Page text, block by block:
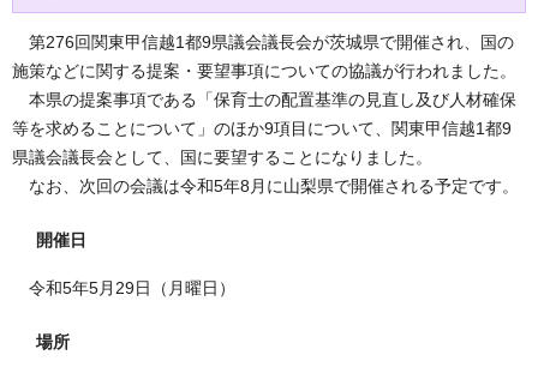
第276回関東甲信越1都9県議会議長会が茨城県で開催され、国の
施策などに関する提案・要望事項についての協議が行われました。
本県の提案事項である「保育士の配置基準の見直し及び人材確保
等を求めることについて」のほか9項目について、関東甲信越1都9
県議会議長会として、国に要望することになりました。
なお、次回の会議は令和5年8月に山梨県で開催される予定です。
開催日
令和5年5月29日（月曜日）
場所